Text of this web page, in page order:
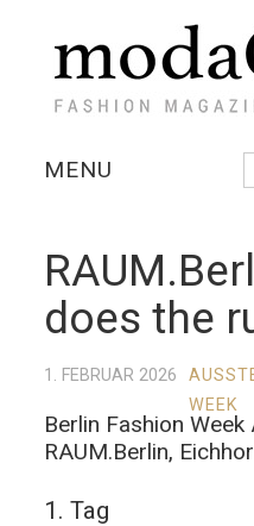
MENU
AUSSTELLUNGEN
INTERVIEWS
does the
1. FEBRUAR 2026
WEEK
Berlin Fashion
RAUM.Berlin,
1. Tag